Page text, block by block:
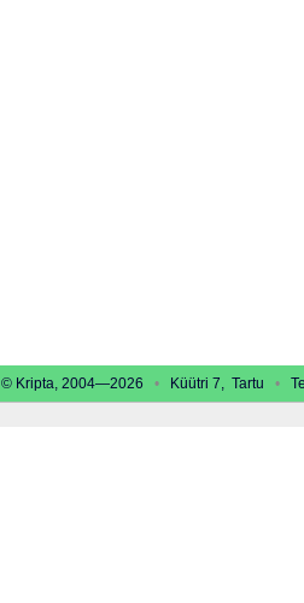
© Kripta, 2004—2026 • Küütri 7, Tartu •